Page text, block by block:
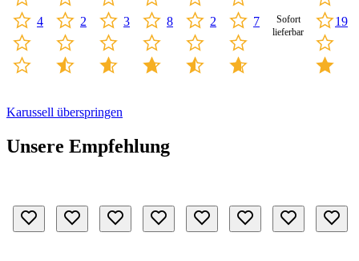
4 2 3 8 2 7
Sofort
lieferbar
19
Karussell überspringen
Unsere Empfehlung